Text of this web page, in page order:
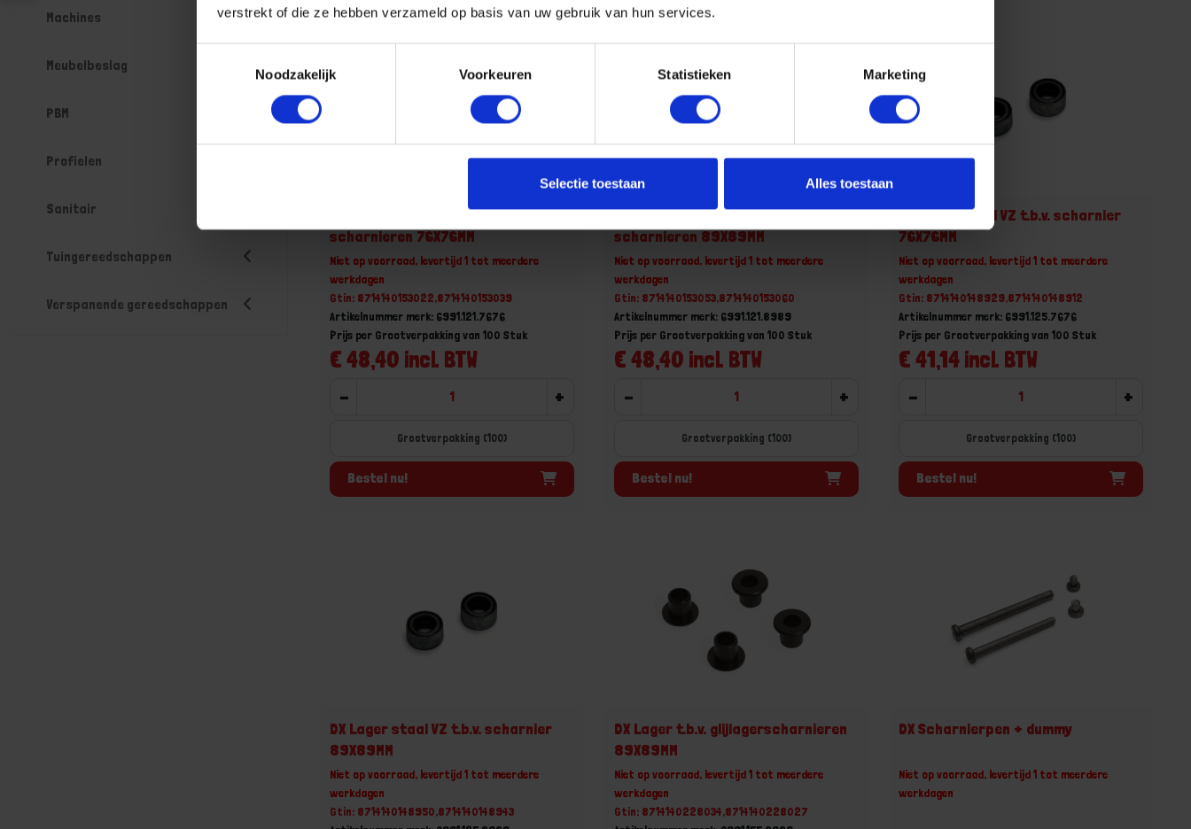
verstrekt of die ze hebben verzameld op basis van uw gebruik van hun services.
Noodzakelijk
Voorkeuren Statistieken Marketing
Selectie toestaan Alles toestaan
Machines
Meubelbeslag
PBM
Profielen
Sanitair
Tuingereedschappen
Verspanende gereedschappen
DX lager staal vermessingd t.b.v.
scharnieren 76X76MM
Niet op voorraad, levertijd 1 tot meerdere
werkdagen
Gtin: 8714140153022,8714140153039
Artikelnummer merk: 6991.121.7676
€ 48,40 incl. BTW
Prijs per Grootverpakking van 100 Stuk
- +
Grootverpakking (100)
Bestel nu!
DX lager staal vermessingd t.b.v.
scharnieren 89X89MM
Niet op voorraad, levertijd 1 tot meerdere
werkdagen
Gtin: 8714140153053,8714140153060
Artikelnummer merk: 6991.121.8989
€ 48,40 incl. BTW
Prijs per Grootverpakking van 100 Stuk
- +
Grootverpakking (100)
Bestel nu!
DX Lager staal VZ t.b.v. scharnier
76X76MM
Niet op voorraad, levertijd 1 tot meerdere
werkdagen
Gtin: 8714140148929,8714140148912
Artikelnummer merk: 6991.125.7676
€ 41,14 incl. BTW
Prijs per Grootverpakking van 100 Stuk
- +
Grootverpakking (100)
Bestel nu!
DX Lager staal VZ t.b.v. scharnier
89X89MM
Niet op voorraad, levertijd 1 tot meerdere
werkdagen
Gtin: 8714140148950,8714140148943
DX Lager t.b.v. glijlagerscharnieren
89X89MM
Niet op voorraad, levertijd 1 tot meerdere
werkdagen
Gtin: 8714140228034,8714140228027
DX Scharnierpen + dummy
Niet op voorraad, levertijd 1 tot meerdere
werkdagen